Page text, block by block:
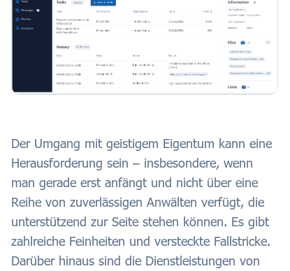
Der Umgang mit geistigem Eigentum kann eine
Herausforderung sein – insbesondere, wenn
man gerade erst anfängt und nicht über eine
Reihe von zuverlässigen Anwälten verfügt, die
unterstützend zur Seite stehen können. Es gibt
zahlreiche Feinheiten und versteckte Fallstricke.
Darüber hinaus sind die Dienstleistungen von